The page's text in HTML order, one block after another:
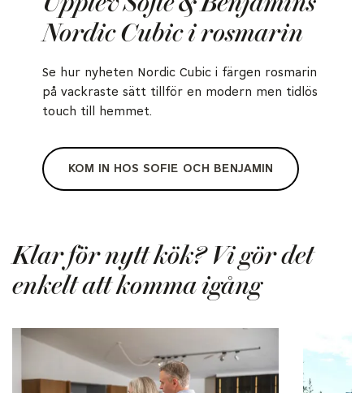
Upplev Sofie & Benjamins
Nordic Cubic i rosmarin
Se hur nyheten Nordic Cubic i färgen rosmarin
på vackraste sätt tillför en modern men tidlös
touch till hemmet.
KOM IN HOS SOFIE OCH BENJAMIN
Klar för nytt kök? Vi gör det
enkelt att komma igång